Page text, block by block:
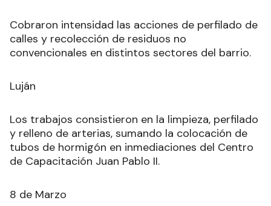
Cobraron intensidad las acciones de perfilado de
calles y recolección de residuos no
convencionales en distintos sectores del barrio.
Luján
Los trabajos consistieron en la limpieza, perfilado
y relleno de arterias, sumando la colocación de
tubos de hormigón en inmediaciones del Centro
de Capacitación Juan Pablo II.
8 de Marzo